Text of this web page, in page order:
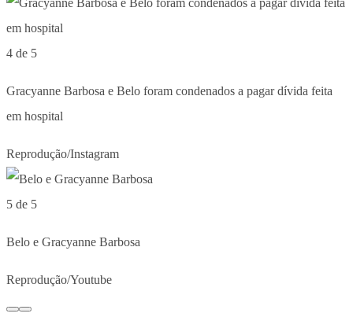
4 de 5
Gracyanne Barbosa e Belo foram condenados a pagar dívida feita
em hospital
Reprodução/Instagram
5 de 5
Belo e Gracyanne Barbosa
Reprodução/Youtube